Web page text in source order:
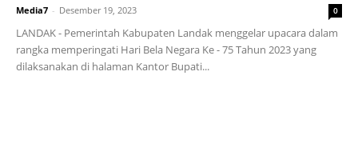
Media7 - Desember 19, 2023 0
LANDAK - Pemerintah Kabupaten Landak menggelar upacara dalam
rangka memperingati Hari Bela Negara Ke - 75 Tahun 2023 yang
dilaksanakan di halaman Kantor Bupati...